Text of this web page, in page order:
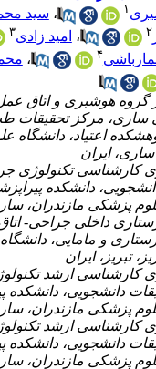
۱ ،سید
،امید زادی
،
گروه هوشبری و اتاق
ساری، مرکز تحقیقات
اعتیاد، دانشگاه
ایران
کارشناسی تکنولوژی
دانشکده
پزشکی مازندران،
داخلی جراحی- اتاق
و مامایی، دانشگاه
تبریز، ایران
کارشناسی ارشد
دانشجویی، دانشکده
پزشکی مازندران،
کارشناسی ارشد
دانشجویی، دانشکده
پزشکی مازندران،